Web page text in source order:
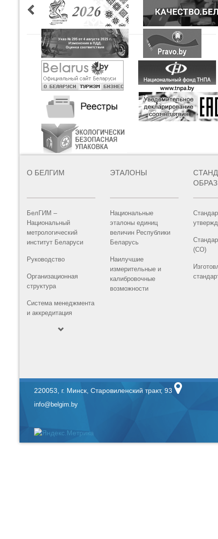
О БЕЛГИМ
БелГИМ –
Национальный
метрологический
институт Беларуси
Руководство
Организационная
структура
Система менеджмента
и аккредитация
ЭТАЛОНЫ
Национальные
эталоны единиц
величин Республики
Беларусь
Наилучшие
измерительные и
калибровочные
возможности
(СО)
220053, г. Минск, Старовиленский тракт, 93
info@belgim.by